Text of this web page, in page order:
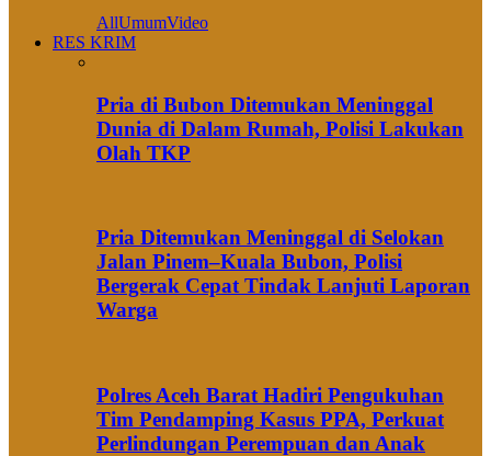
AllUmumVideo
RES KRIM
Pria di Bubon Ditemukan Meninggal
Dunia di Dalam Rumah, Polisi Lakukan
Olah TKP
Pria Ditemukan Meninggal di Selokan
Jalan Pinem–Kuala Bubon, Polisi
Bergerak Cepat Tindak Lanjuti Laporan
Warga
Polres Aceh Barat Hadiri Pengukuhan
Tim Pendamping Kasus PPA, Perkuat
Perlindungan Perempuan dan Anak